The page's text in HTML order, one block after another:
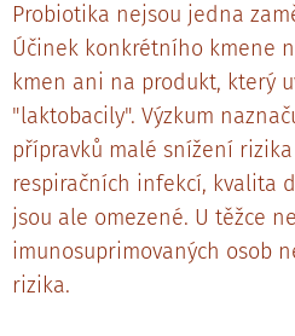
Probiotika nejsou jedna
Účinek konkrétního kmene
kmen ani na produkt, který
"laktobacily". Výzkum
přípravků malé snížení
respiračních infekcí, kvalita
jsou ale omezené. U těžce
imunosuprimovaných osob
rizika.